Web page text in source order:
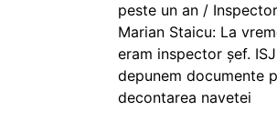
peste un an /
Marian Staicu: La
eram inspector șef.
depunem documente
decontarea navetei